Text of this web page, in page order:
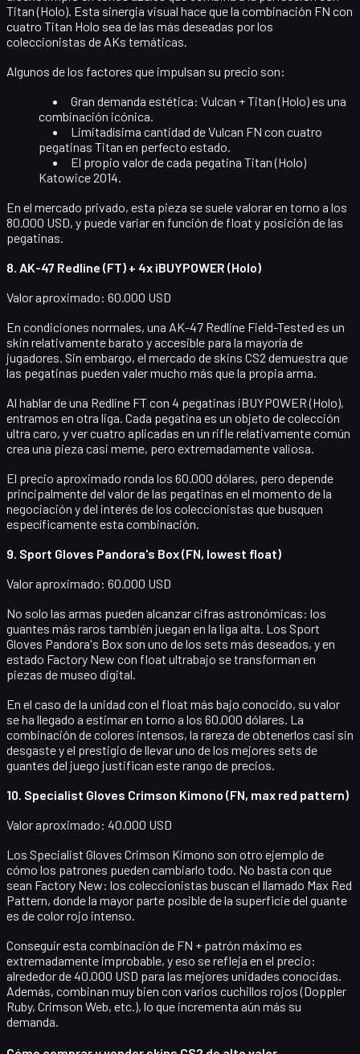
Titan (Holo). Esta sinergia visual hace que la combinación FN con
cuatro Titan Holo sea de las más deseadas por los
coleccionistas de AKs temáticas.
Algunos de los factores que impulsan su precio son:
Gran demanda estética: Vulcan + Titan (Holo) es una
combinación icónica.
Limitadísima cantidad de Vulcan FN con cuatro
pegatinas Titan en perfecto estado.
El propio valor de cada pegatina Titan (Holo)
Katowice 2014.
En el mercado privado, esta pieza se suele valorar en torno a los
80.000 USD, y puede variar en función de float y posición de las
pegatinas.
8. AK-47 Redline (FT) + 4x iBUYPOWER (Holo)
Valor aproximado: 60.000 USD
En condiciones normales, una AK-47 Redline Field-Tested es un
skin relativamente barato y accesible para la mayoría de
jugadores. Sin embargo, el mercado de skins CS2 demuestra que
las pegatinas pueden valer mucho más que la propia arma.
Al hablar de una Redline FT con 4 pegatinas iBUYPOWER (Holo),
entramos en otra liga. Cada pegatina es un objeto de colección
ultra caro, y ver cuatro aplicadas en un rifle relativamente común
crea una pieza casi meme, pero extremadamente valiosa.
El precio aproximado ronda los 60.000 dólares, pero depende
principalmente del valor de las pegatinas en el momento de la
negociación y del interés de los coleccionistas que busquen
específicamente esta combinación.
9. Sport Gloves Pandora's Box (FN, lowest float)
Valor aproximado: 60.000 USD
No solo las armas pueden alcanzar cifras astronómicas: los
guantes más raros también juegan en la liga alta. Los Sport
Gloves Pandora's Box son uno de los sets más deseados, y en
estado Factory New con float ultrabajo se transforman en
piezas de museo digital.
En el caso de la unidad con el float más bajo conocido, su valor
se ha llegado a estimar en torno a los 60.000 dólares. La
combinación de colores intensos, la rareza de obtenerlos casi sin
desgaste y el prestigio de llevar uno de los mejores sets de
guantes del juego justifican este rango de precios.
10. Specialist Gloves Crimson Kimono (FN, max red pattern)
Valor aproximado: 40.000 USD
Los Specialist Gloves Crimson Kimono son otro ejemplo de
cómo los patrones pueden cambiarlo todo. No basta con que
sean Factory New: los coleccionistas buscan el llamado Max Red
Pattern, donde la mayor parte posible de la superficie del guante
es de color rojo intenso.
Conseguir esta combinación de FN + patrón máximo es
extremadamente improbable, y eso se refleja en el precio:
alrededor de40.000 USD para las mejores unidades conocidas.
Además, combinan muy bien con varios cuchillos rojos (Doppler
Ruby, Crimson Web, etc.), lo que incrementa aún más su
demanda.